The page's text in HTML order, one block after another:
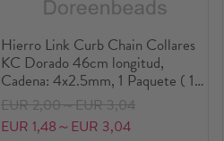
Hierro Link Curb Chain Collares
KC Dorado 46cm longitud,
Cadena: 4x2.5mm, 1 Paquete ( 12
Unidades/Paquete)
EUR 2,00～EUR 3,04
EUR 1,48～EUR 3,04